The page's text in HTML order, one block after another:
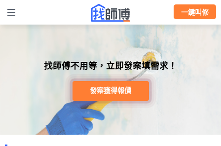
一鍵叫修
找師傅不用等，立即發案填需求！
發案獲得報價